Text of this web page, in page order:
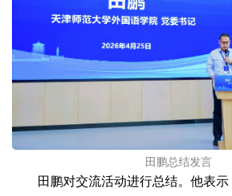
田鹏总结发言
田鹏对交流活动进行总结。他表